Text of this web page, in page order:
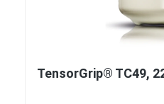
TensorGrip® TC49, 22